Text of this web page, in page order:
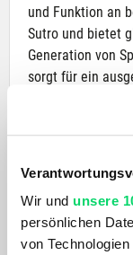
Wir und unsere
persönlichen
von
und Funktion an
Sutro und bietet
Generation von
sorgt für ein
Aufprallschutz,
andere
Unobtainium®-
und Kontrast in
Aktivitäten.